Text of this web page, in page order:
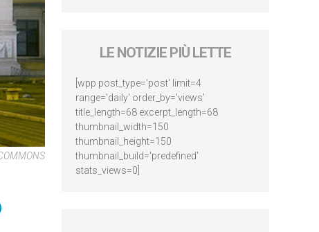
LE NOTIZIE PIÙ LETTE
[wpp post_type='post' limit=4
range='daily' order_by='views'
title_length=68 excerpt_length=68
thumbnail_width=150
thumbnail_height=150
thumbnail_build='predefined'
stats_views=0]